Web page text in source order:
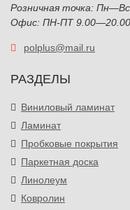
Розничная точка:
Офис: ПН-ПТ
polplus@mail.ru
РАЗДЕЛЫ
Виниловый ламинат
Ламинат
Пробковые покрытия
Паркетная доска
Линолеум
Ковролин